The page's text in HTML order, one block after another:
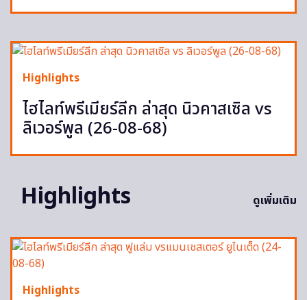
Highlights
ไฮไลท์พรีเมียร์ลีก ล่าสุด นิวคาสเซิล vs
ลิเวอร์พูล (26-08-68)
Highlights ดูเพิ่มเติม
Highlights